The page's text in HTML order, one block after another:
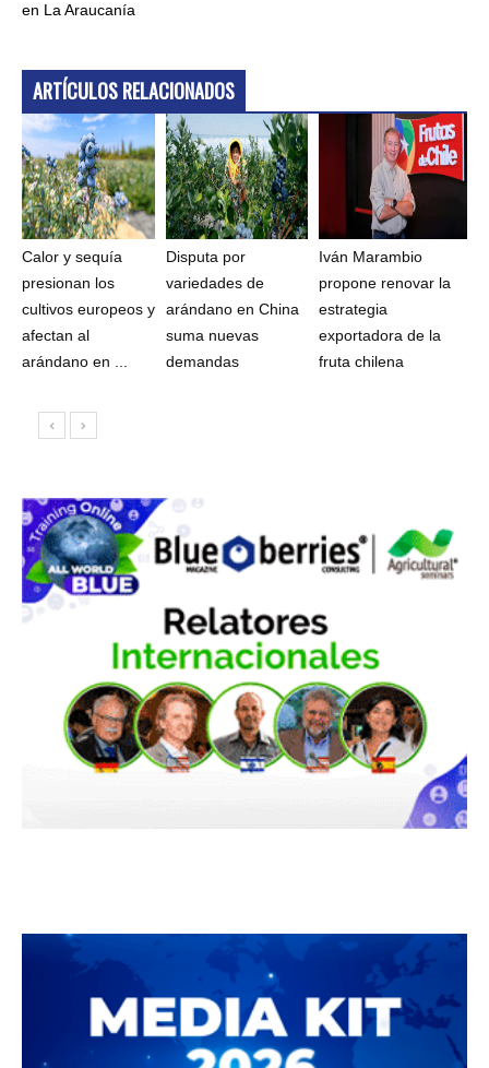
en La Araucanía
ARTÍCULOS RELACIONADOS
Calor y sequía
presionan los
cultivos europeos y
afectan al
arándano en ...
Disputa por
variedades de
arándano en China
suma nuevas
demandas
Iván Marambio
propone renovar la
estrategia
exportadora de la
fruta chilena